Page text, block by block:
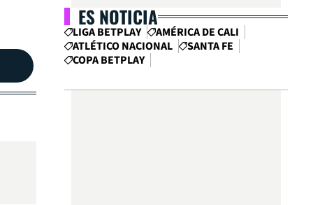
ES NOTICIA
LIGA BETPLAY
AMÉRICA DE CALI
ATLÉTICO NACIONAL
SANTA FE
COPA BETPLAY